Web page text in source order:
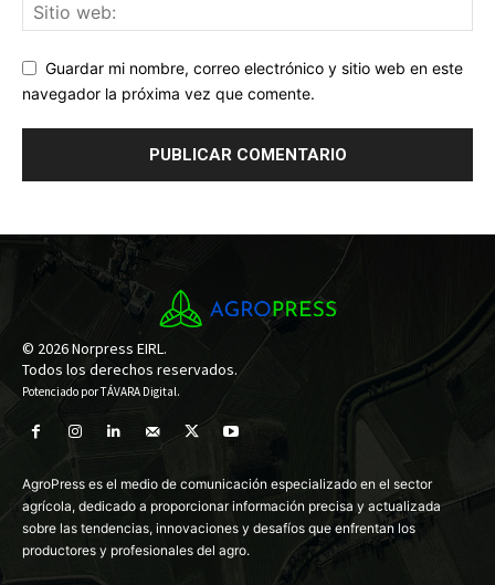
Guardar mi nombre, correo electrónico y sitio web en este
navegador la próxima vez que comente.
© 2026 Norpress EIRL.
Todos los derechos reservados.
Potenciado porTÁVARA Digital.
AgroPress es el medio de comunicación especializado en el sector
agrícola, dedicado a proporcionar información precisa y actualizada
sobre las tendencias, innovaciones y desafíos que enfrentan los
productores y profesionales del agro.